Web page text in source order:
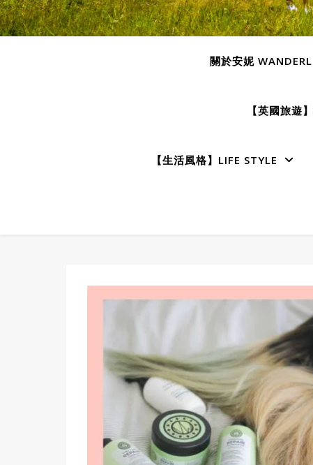
關於安妮
【英國旅遊
【生活風格】LIFE STYLE